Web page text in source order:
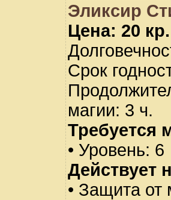
Эликсир
Цена: 20 кр.
Срок
магии: 3 ч.
Требуется
• Уровень: 6
Действует
• Защита от